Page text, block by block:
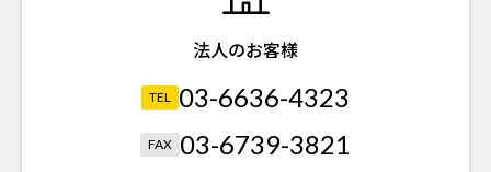
法人のお客様
TEL 03-6636-4323
FAX 03-6739-3821